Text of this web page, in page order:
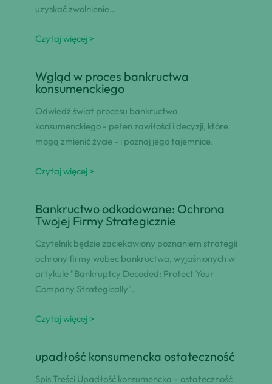
uzyskać zwolnienie…
Czytaj więcej >
Wgląd w proces bankructwa
konsumenckiego
Odwiedź świat procesu bankructwa
konsumenckiego - pełen zawiłości i decyzji, które
mogą zmienić życie - i poznaj jego tajemnice.
Czytaj więcej >
Bankructwo odkodowane: Ochrona
Twojej Firmy Strategicznie
Czytelnik będzie zaciekawiony poznaniem strategii
ochrony firmy wobec bankructwa, wyjaśnionych w
artykule "Bankruptcy Decoded: Protect Your
Company Strategically".
Czytaj więcej >
upadłość konsumencka ostateczność
Spis Treści Upadłość konsumencka – ostateczność